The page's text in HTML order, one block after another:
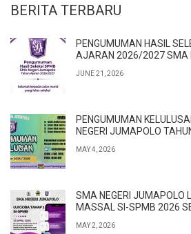
BERITA TERBARU
PENGUMUMAN HASIL
AJARAN 2026/2027 SMA
JUNE 21, 2026
PENGUMUMAN
NEGERI JUMAPOLO
MAY 4, 2026
SMA NEGERI JUMAPOLO
MASSAL SI-SPMB 2026
MAY 2, 2026